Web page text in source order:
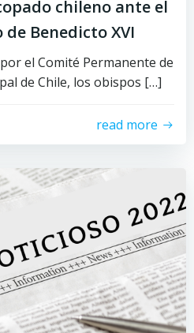
chileno ante el
Benedicto XVI
el Comité Permanente de
de Chile, los obispos […]
read more